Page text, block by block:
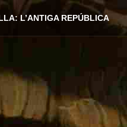
L’ANTIGA REPÚBLICA